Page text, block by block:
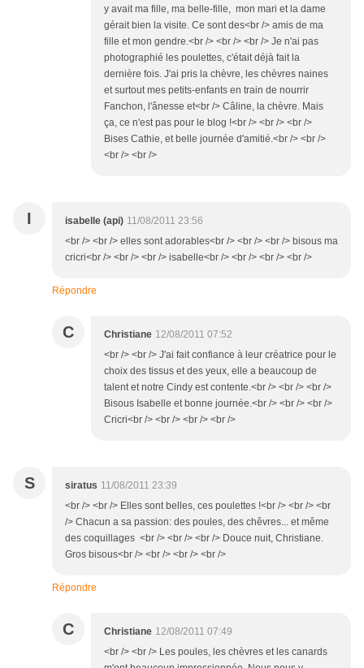
y avait ma fille, ma belle-fille, mon mari et la dame
gérait bien la visite. Ce sont des<br /> amis de ma
fille et mon gendre.<br /> <br /> <br /> Je n'ai pas
photographié les poulettes, c'était déjà fait la
dernière fois. J'ai pris la chèvre, les chèvres naines
et surtout mes petits-enfants en train de nourrir
Fanchon, l'ânesse et<br /> Câline, la chèvre. Mais
ça, ce n'est pas pour le blog !<br /> <br /> <br />
Bises Cathie, et belle journée d'amitié.<br /> <br />
<br /> <br />
I isabelle (api) 11/08/2011 23:56
<br /> <br /> elles sont adorables<br /> <br /> <br /> bisous ma
cricri<br /> <br /> <br /> isabelle<br /> <br /> <br /> <br />
Répondre
C Christiane 12/08/2011 07:52
<br /> <br /> J'ai fait confiance à leur créatrice pour le
choix des tissus et des yeux, elle a beaucoup de
talent et notre Cindy est contente.<br /> <br /> <br />
Bisous Isabelle et bonne journée.<br /> <br /> <br />
Cricri<br /> <br /> <br /> <br />
S siratus 11/08/2011 23:39
<br /> <br /> Elles sont belles, ces poulettes !<br /> <br /> <br
/> Chacun a sa passion: des poules, des chêvres... et même
des coquillages <br /> <br /> <br /> Douce nuit, Christiane.
Gros bisous<br /> <br /> <br /> <br />
Répondre
C Christiane 12/08/2011 07:49
<br /> <br /> Les poules, les chèvres et les canards